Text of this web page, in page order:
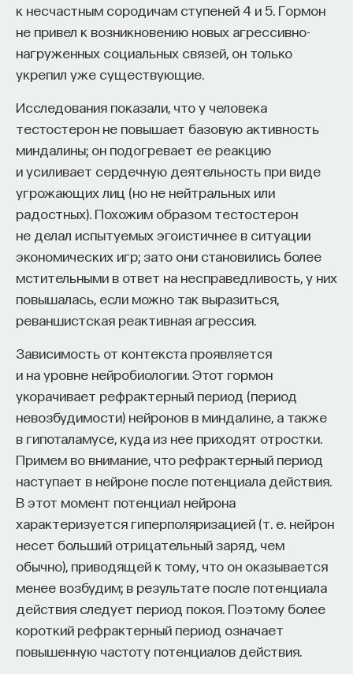
к несчастным сородичам ступеней 4 и 5. Гормон
не привел к возникновению новых агрессивно-
нагруженных социальных связей, он только
укрепил уже существующие.
Исследования показали, что у человека
тестостерон не повышает базовую активность
миндалины; он подогревает ее реакцию
и усиливает сердечную деятельность при виде
угрожающих лиц (но не нейтральных или
радостных). Похожим образом тестостерон
не делал испытуемых эгоистичнее в ситуации
экономических игр; зато они становились более
мстительными в ответ на несправедливость, у них
повышалась, если можно так выразиться,
реваншистская реактивная агрессия.
Зависимость от контекста проявляется
и на уровне нейробиологии. Этот гормон
укорачивает рефрактерный период (период
невозбудимости) нейронов в миндалине, а также
в гипоталамусе, куда из нее приходят отростки.
Примем во внимание, что рефрактерный период
наступает в нейроне после потенциала действия.
В этот момент потенциал нейрона
характеризуется гиперполяризацией (т. е. нейрон
несет больший отрицательный заряд, чем
обычно), приводящей к тому, что он оказывается
менее возбудим; в результате после потенциала
действия следует период покоя. Поэтому более
короткий рефрактерный период означает
повышенную частоту потенциалов действия.